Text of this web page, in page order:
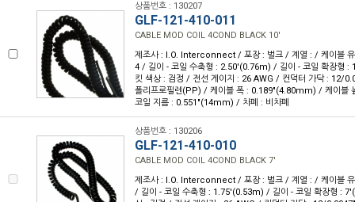
상품번호 : 130207
GLF-121-410-011
CABLE MOD COIL 4COND BLACK 10'
제조사 : I.O. Interconnect / 포장 : 벌크 / 계열 : / 케이블
4 / 길이 - 코일 수축형 : 2.50'(0.76m) / 길이 - 코일 확장형
킷 색상 : 검정 / 전선 게이지 : 26 AWG / 컨덕터 가닥 : 12/
폴리프로필렌(PP) / 케이블 폭 : 0.189"(4.80mm) / 케이
코일 지름 : 0.551"(14mm) / 차폐 : 비차폐
상품번호 : 130206
GLF-121-410-010
CABLE MOD COIL 4COND BLACK 7'
제조사 : I.O. Interconnect / 포장 : 벌크 / 계열 : / 케이블
/ 길이 - 코일 수축형 : 1.75'(0.53m) / 길이 - 코일 확장형 :